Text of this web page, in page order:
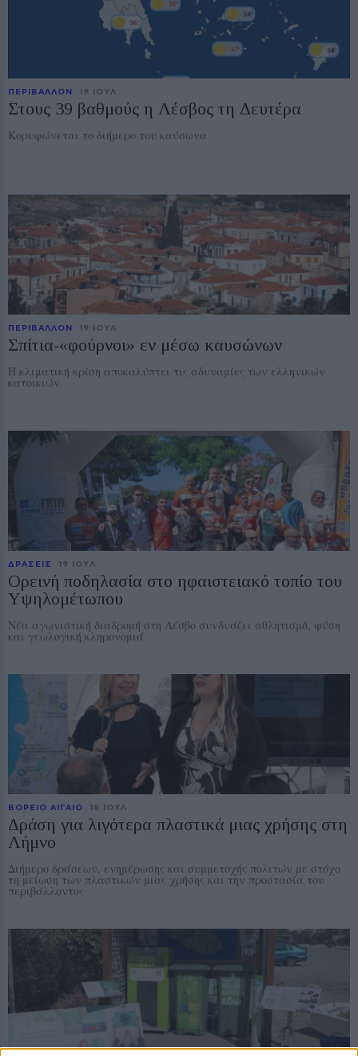
ΠΕΡΙΒΑΛΛΟΝ 19 ΙΟΥΛ
Στους 39 βαθμούς η Λέσβος τη Δευτέρα
Κορυφώνεται το διήμερο του καύσωνα
ΠΕΡΙΒΑΛΛΟΝ 19 ΙΟΥΛ
Σπίτια‑«φούρνοι» εν μέσω καυσώνων
Η κλιματική κρίση αποκαλύπτει τις αδυναμίες των ελληνικών
κατοικιών
ΔΡΑΣΕΙΣ 19 ΙΟΥΛ
Ορεινή ποδηλασία στο ηφαιστειακό τοπίο του
Υψηλομέτωπου
Νέα αγωνιστική διαδρομή στη Λέσβο συνδυάζει αθλητισμό, φύση
και γεωλογική κληρονομιά
ΒΟΡΕΙΟ ΑΙΓΑΙΟ 18 ΙΟΥΛ
Δράση για λιγότερα πλαστικά μιας χρήσης στη
Λήμνο
Διήμερο δράσεων, ενημέρωσης και συμμετοχής πολιτών με στόχο
τη μείωση των πλαστικών μιας χρήσης και την προστασία του
περιβάλλοντος